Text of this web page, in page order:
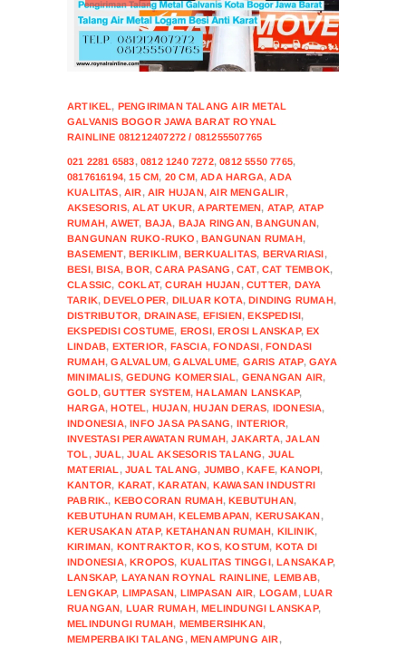
ARTIKEL, PENGIRIMAN TALANG AIR METAL
GALVANIS BOGOR JAWA BARAT ROYNAL
RAINLINE 081212407272 / 081255507765
021 2281 6583,0812 1240 7272,0812 5550 7765,
0817616194,15 CM, 20 CM,ADA HARGA,ADA
KUALITAS,AIR,AIR HUJAN,AIR MENGALIR,
AKSESORIS,ALAT UKUR,APARTEMEN, ATAP, ATAP
RUMAH,AWET, BAJA, BAJA RINGAN,BANGUNAN,
BANGUNAN RUKO-RUKO ,BANGUNAN RUMAH,
BASEMENT,BERIKLIM,BERKUALITAS, BERVARIASI,
BESI,BISA,BOR,CARA PASANG ,CAT,CAT TEMBOK,
CLASSIC, COKLAT,CURAH HUJAN,CUTTER, DAYA
TARIK,DEVELOPER, DILUAR KOTA,DINDING RUMAH,
DISTRIBUTOR, DRAINASE, EFISIEN,EKSPEDISI,
EKSPEDISI COSTUME, EROSI,EROSI LANSKAP,EX
LINDAB, EXTERIOR, FASCIA,FONDASI,FONDASI
RUMAH,GALVALUM,GALVALUME, GARIS ATAP,GAYA
MINIMALIS,GEDUNG KOMERSIAL, GENANGAN AIR,
GOLD,GUTTER SYSTEM,HALAMAN LANSKAP,
HARGA,HOTEL, HUJAN,HUJAN DERAS, IDONESIA,
INDONESIA,INFO JASA PASANG, INTERIOR,
INVESTASI PERAWATAN RUMAH,JAKARTA,JALAN
TOL ,JUAL,JUAL AKSESORIS TALANG, JUAL
MATERIAL ,JUAL TALANG, JUMBO ,KAFE,KANOPI,
KANTOR, KARAT,KARATAN, KAWASAN INDUSTRI
PABRIK., KEBOCORAN RUMAH,KEBUTUHAN,
KEBUTUHAN RUMAH,KELEMBAPAN, KERUSAKAN,
KERUSAKAN ATAP,KETAHANAN RUMAH, KILINIK,
KIRIMAN, KONTRAKTOR,KOS,KOSTUM, KOTA DI
INDONESIA,KROPOS, KUALITAS TINGGI,LANSAKAP,
LANSKAP, LAYANAN ROYNAL RAINLINE, LEMBAB,
LENGKAP, LIMPASAN, LIMPASAN AIR, LOGAM,LUAR
RUANGAN, LUAR RUMAH,MELINDUNGI LANSKAP,
MELINDUNGI RUMAH, MEMBERSIHKAN,
MEMPERBAIKI TALANG ,MENAMPUNG AIR,